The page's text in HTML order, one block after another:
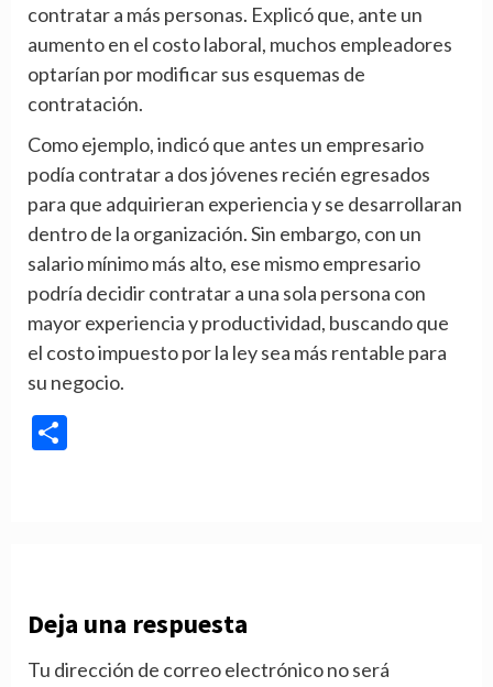
contratar a más personas. Explicó que, ante un
aumento en el costo laboral, muchos empleadores
optarían por modificar sus esquemas de
contratación.
Como ejemplo, indicó que antes un empresario
podía contratar a dos jóvenes recién egresados
para que adquirieran experiencia y se desarrollaran
dentro de la organización. Sin embargo, con un
salario mínimo más alto, ese mismo empresario
podría decidir contratar a una sola persona con
mayor experiencia y productividad, buscando que
el costo impuesto por la ley sea más rentable para
su negocio.
Deja una respuesta
Tu dirección de correo electrónico no será